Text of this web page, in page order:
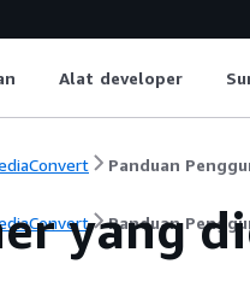
Alat developer
Panduan
Panduan
yang